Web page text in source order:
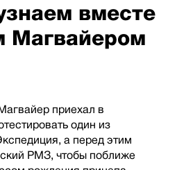
вместе
Магвайером
приехал в
один из
а перед этим
РМЗ, чтобы поближе